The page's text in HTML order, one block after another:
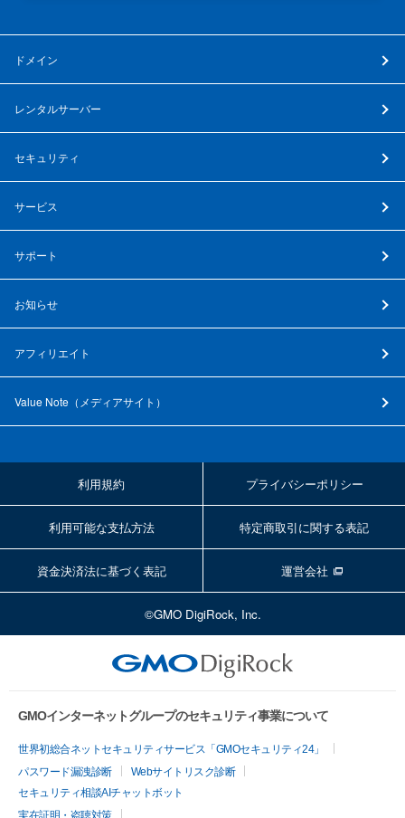
ドメイン
レンタルサーバー
セキュリティ
サービス
サポート
お知らせ
アフィリエイト
Value Note（ メディアサイト ）
利用規約 プライバシーポリシー
利用可能な支払方法 特定商取引に関する表記
資金決済法に基づく表記 運営会社
©GMO DigiRock, Inc.
GMOインターネットグループのセキュリティ事業について
世界初総合ネットセキュリティサービス「GMOセキュリティ24」
パスワード漏洩診断
Webサイトリスク診断
セキュリティ相談AIチャットボット
実在証明・盗聴対策